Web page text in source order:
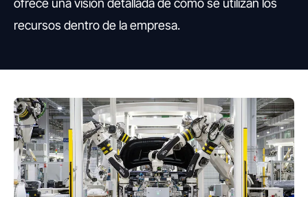
ofrece una visión detallada de cómo se utilizan los
recursos dentro de la empresa.